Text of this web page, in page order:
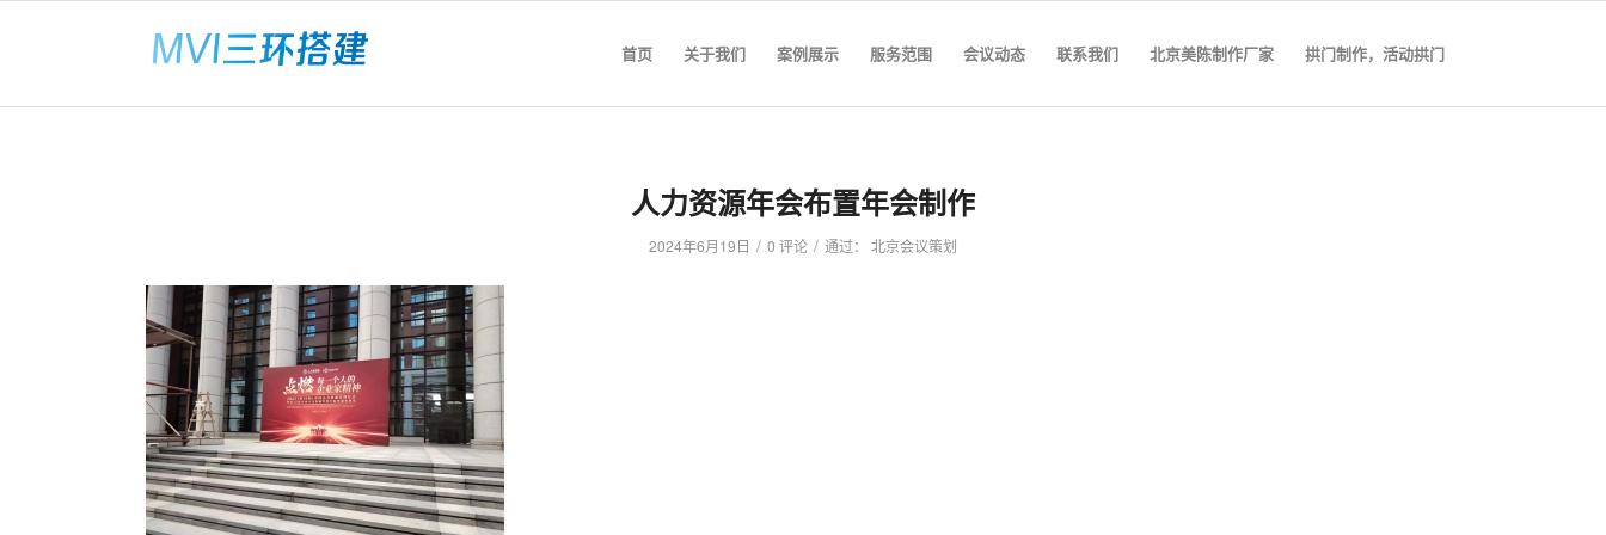
首页 关于我们 案例展示 服务范围 会议动态 联系我们 北京美陈制作厂家 拱门制作，活动拱门
人力资源年会布置年会制作
2024年6月19日 / 0 评论 / 通过： 北京会议策划